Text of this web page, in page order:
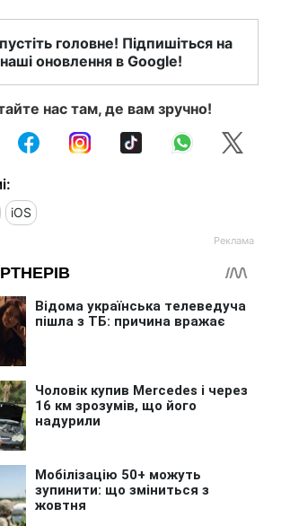
головне! Підпишіться на
наші оновлення в Google!
нас там, де вам зручно!
iOS